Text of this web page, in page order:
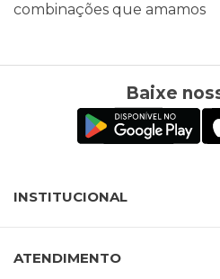
combinações que amamos
Baixe
INSTITUCIONAL
ATENDIMENTO